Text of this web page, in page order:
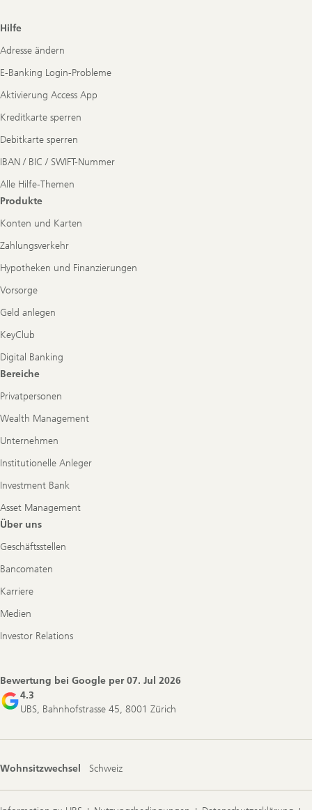
Footer
Hilfe
Adresse ändern
E-Banking Login-Probleme
Aktivierung Access App
Kreditkarte sperren
Debitkarte sperren
IBAN / BIC / SWIFT-Nummer
Alle Hilfe-Themen
Produkte
Konten und Karten
Zahlungsverkehr
Hypotheken und Finanzierungen
Vorsorge
Geld anlegen
KeyClub
Digital Banking
Bereiche
Privatpersonen
Wealth Management
Unternehmen
Institutionelle Anleger
Investment Bank
Asset Management
Über uns
Geschäftsstellen
Bancomaten
Karriere
Medien
Investor Relations
Bewertung bei Google per07. Jul 2026
4.3
UBS, Bahnhofstrasse 45, 8001 Zürich
Wohnsitzwechsel Schweiz